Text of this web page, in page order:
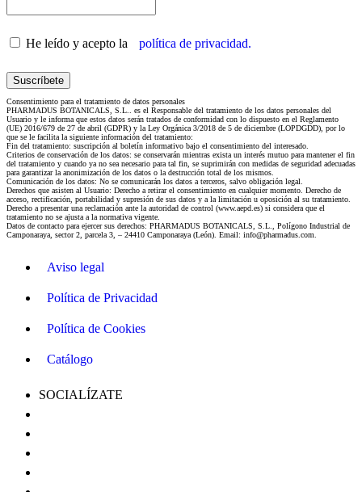
He leído y acepto la política de privacidad.
Consentimiento para el tratamiento de datos personales
PHARMADUS BOTANICALS, S.L.. es el Responsable del tratamiento de los datos personales del
Usuario y le informa que estos datos serán tratados de conformidad con lo dispuesto en el Reglamento
(UE) 2016/679 de 27 de abril (GDPR) y la Ley Orgánica 3/2018 de 5 de diciembre (LOPDGDD), por lo
que se le facilita la siguiente información del tratamiento:
Fin del tratamiento: suscripción al boletín informativo bajo el consentimiento del interesado.
Criterios de conservación de los datos: se conservarán mientras exista un interés mutuo para mantener el fin
del tratamiento y cuando ya no sea necesario para tal fin, se suprimirán con medidas de seguridad adecuadas
para garantizar la anonimización de los datos o la destrucción total de los mismos.
Comunicación de los datos: No se comunicarán los datos a terceros, salvo obligación legal.
Derechos que asisten al Usuario: Derecho a retirar el consentimiento en cualquier momento. Derecho de
acceso, rectificación, portabilidad y supresión de sus datos y a la limitación u oposición al su tratamiento.
Derecho a presentar una reclamación ante la autoridad de control (www.aepd.es) si considera que el
tratamiento no se ajusta a la normativa vigente.
Datos de contacto para ejercer sus derechos: PHARMADUS BOTANICALS, S.L., Polígono Industrial de
Camponaraya, sector 2, parcela 3, – 24410 Camponaraya (León). Email: info@pharmadus.com.
Aviso legal
Política de Privacidad
Política de Cookies
Catálogo
SOCIALÍZATE